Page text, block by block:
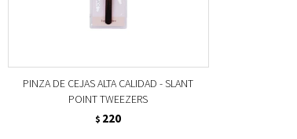
PINZA DE CEJAS ALTA CALIDAD - SLANT
POINT TWEEZERS
$ 220